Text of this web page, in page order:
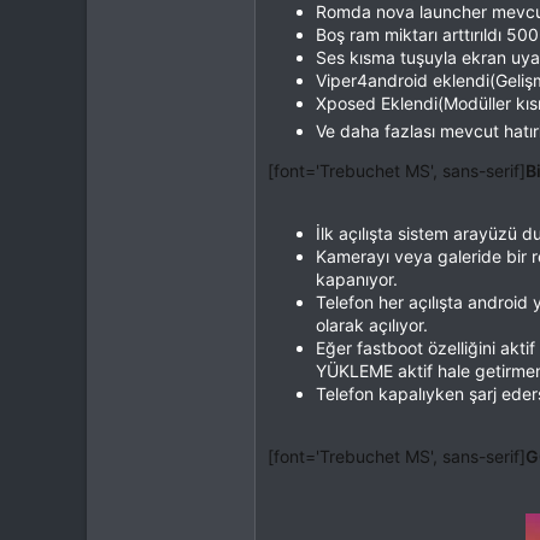
Romda nova launcher
Boş ram miktarı arttırıldı
Ses kısma tuşuyla ekran
Viper4android
Xposed Eklendi(Modüller
Ve daha fazlası mevcut
[font='Trebuchet MS', sans-serif]
İlk açılışta sistem arayüzü
Kamerayı veya galeride bir
kapanıyor.
Telefon her açılışta
olarak açılıyor.
Eğer fastboot özelliğini aktif
YÜKLEME aktif hale
Telefon kapalıyken şarj
[font='Trebuchet MS', sans-serif]